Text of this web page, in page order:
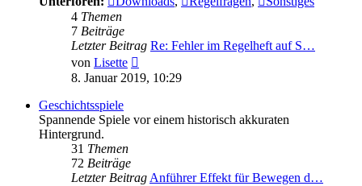
4 Themen
7 Beiträge
Letzter Beitrag Re: Fehler im Regelheft auf S…
von Lisette
Beitrag
8. Januar 2019, 10:29
Geschichtsspiele
Spannende Spiele vor einem historisch akkuraten
Hintergrund.
31 Themen
72 Beiträge
Letzter BeitragAnführer Effekt für Bewegen d…